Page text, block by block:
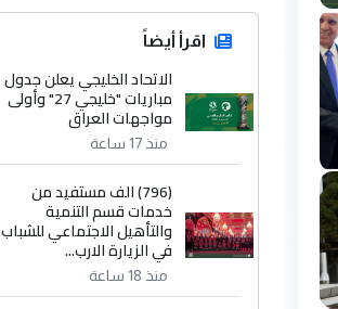
اقرأ أيضاً
الاتحاد الخليجي يعلن جدول
مباريات "خليجي 27" وأولى
مواجهات العراق
منذ 17 ساعة
(796) الف مستفيد من
خدمات قسم التنمية
والتأهيل الاجتماعي للشباب
في الزيارة الارب...
منذ 18 ساعة